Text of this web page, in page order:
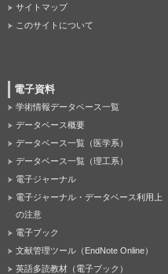
サイトマップ
このサイトについて
電子資料
学術情報データベース一覧
データベース概要
データベース一覧（医学系）
データベース一覧（理工系）
電子ジャーナル
電子ジャーナル・データベース利用上
の注意
電子ブック
文献管理ツール（EndNote Online）
英語多読教材（電子ブック）